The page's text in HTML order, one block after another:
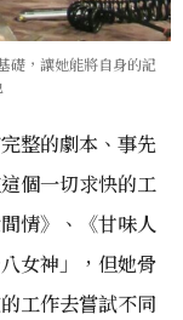
礎，讓她能將自身的記
整的劇本、事先
個一切求快的工
情》、《甘味人
女神」，但她骨
工作去嘗試不同